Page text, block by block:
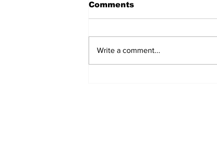
Comments
Write a comment...